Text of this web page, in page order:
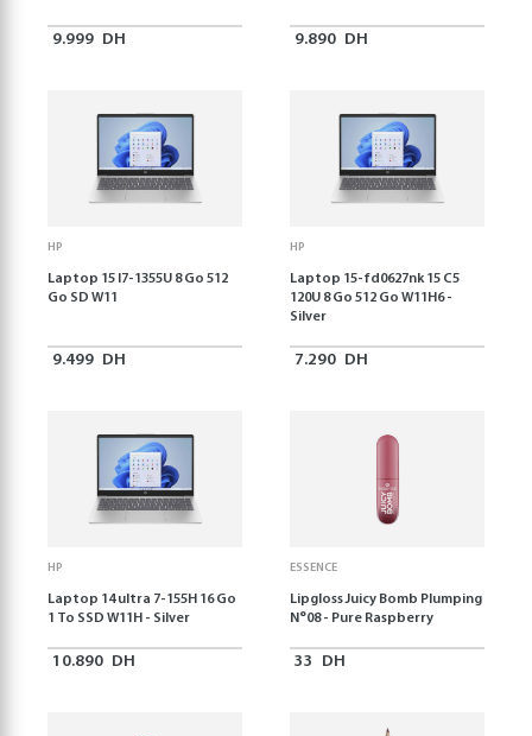
9.999 DH 9.890 DH
HP
Laptop 15 I7-1355U 8 Go 512
Go SD W11
9.499 DH
HP
Laptop 15-fd0627nk 15 C5
120U 8 Go 512 Go W11H6 -
Silver
7.290 DH
HP
Laptop 14 ultra 7-155H 16 Go
1 To SSD W11H - Silver
10.890 DH
ESSENCE
Lipgloss Juicy Bomb Plumping
N°08 - Pure Raspberry
33 DH